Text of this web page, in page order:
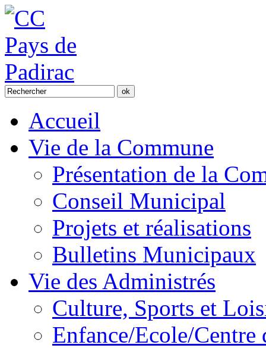
Accueil
Vie de la Commune
Présentation de la
Conseil Municipal
Projets et réalisations
Bulletins Municipaux
Vie des Administrés
Culture, Sports et
Enfance/Ecole/Centre